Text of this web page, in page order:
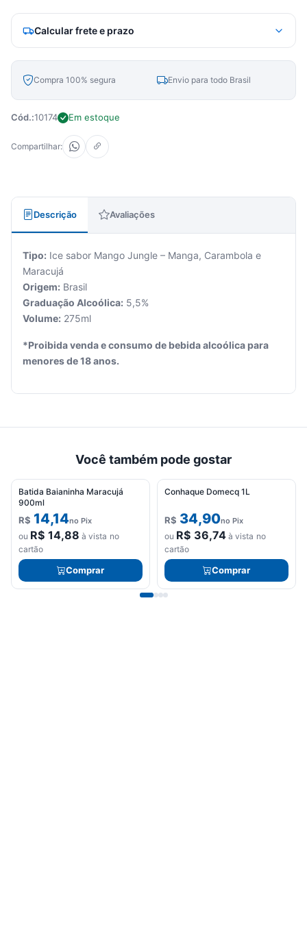
Seu
carrinho
vazio.
Calcular frete e prazo
Compra 100% segura Envio para todo Brasil
Cód.:10174 Em estoque
Compartilhar:
Descrição Avaliações
Tipo: Ice sabor Mango Jungle – Manga, Carambola e
Maracujá
Origem: Brasil
Graduação Alcoólica: 5,5%
Volume: 275ml
*Proibida venda e consumo de bebida alcoólica para
menores de 18 anos.
Você também pode gostar
Batida Baianinha Maracujá
900ml
R$ 14,14no Pix
ou R$ 14,88 à vista no
cartão
Comprar
Conhaque Domecq 1L
R$ 34,90no Pix
ou R$ 36,74à vista no
cartão
Comprar